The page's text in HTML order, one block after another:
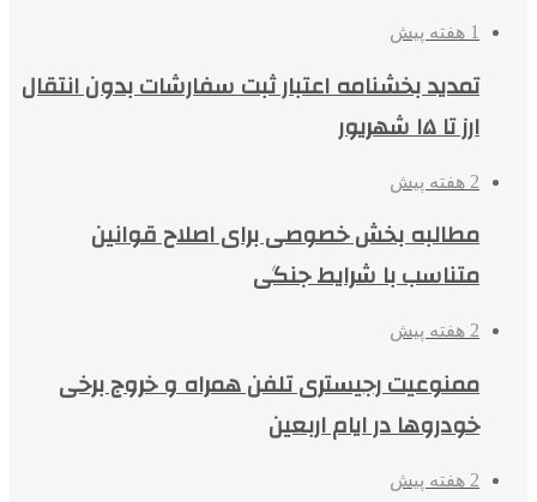
1 هفته پیش
تمدید بخشنامه اعتبار ثبت سفارشات بدون انتقال
ارز تا ۱۵ شهریور
2 هفته پیش
مطالبه بخش خصوصی برای اصلاح قوانین
متناسب با شرایط جنگی
2 هفته پیش
ممنوعیت رجیستری تلفن همراه و خروج برخی
خودروها در ایام اربعین
2 هفته پیش